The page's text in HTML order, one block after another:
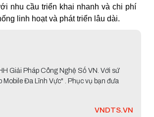
nhu cầu triển khai nhanh và chi phí
linh hoạt và phát triển lâu dài.
Giải Pháp Công Nghệ Số VN. Với sứ
Đa Lĩnh Vực" . Phục vụ bạn đưa
VNDTS.VN